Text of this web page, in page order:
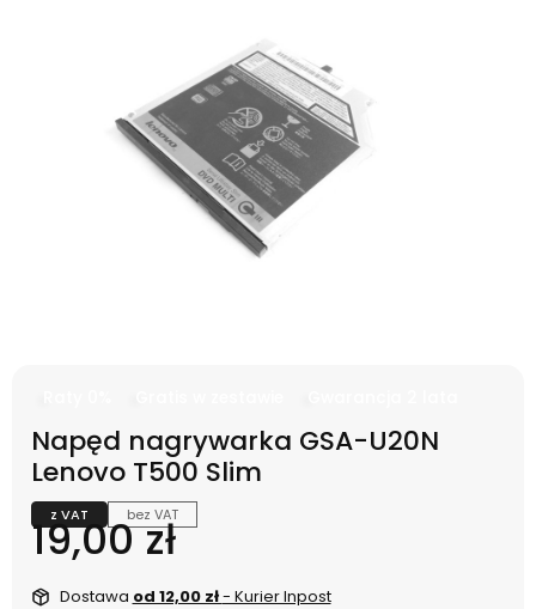
Napęd nagrywarka GSA-U20N
Lenovo T500 Slim
z VAT bez VAT
Cena
19,00 zł
Dostawa od 12,00 zł- Kurier Inpost